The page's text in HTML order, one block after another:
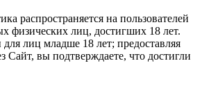
распространяется на пользователей
физических лиц, достигших 18 лет.
лиц младше 18 лет; предоставляя
Сайт, вы подтверждаете, что достигли